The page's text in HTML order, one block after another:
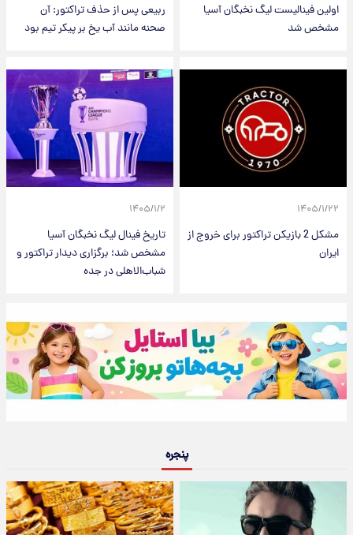
اولین فینالیست لیگ نخبگان آسیا
مشخص شد
ربیعی پس از حذف تراکتور: آن
صحنه مانند آب یخ بر پیکر تیم بود
۱۴۰۵/۱/۲۲
مشکل 2 بازیکن تراکتور برای خروج از
ایران
۱۴۰۵/۱/۲
تاریخ فینال لیگ نخبگان آسیا
مشخص شد؛ برگزاری دیدار تراکتور و
شباب‌الاهلی در جده
پنجره